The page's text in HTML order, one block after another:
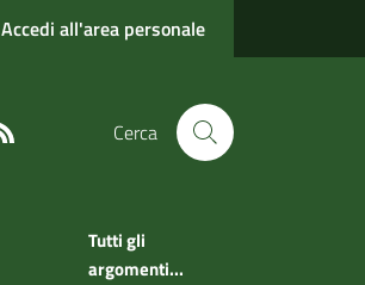
Accedi all'area personale
Cerca
Tutti gli
argomenti...